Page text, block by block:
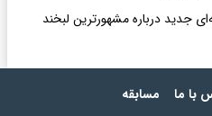
جدید درباره مشهورترین لبخند
با ما مسابقه